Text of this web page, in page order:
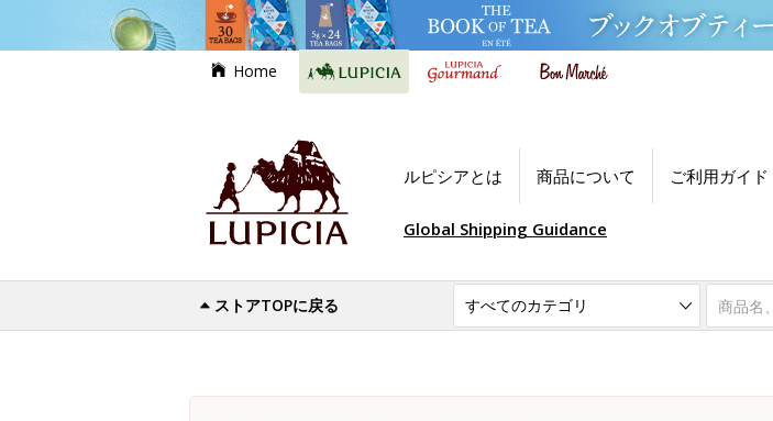
Home
ルピシアとは 商品について ご利用ガイド
Global Shipping Guidance
ストアTOPに戻る